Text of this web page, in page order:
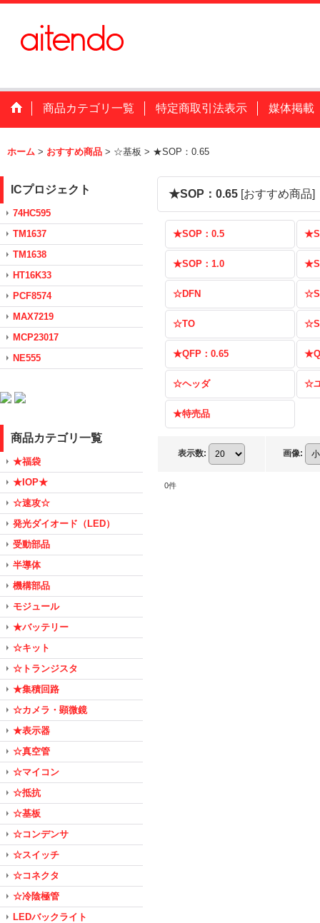
商品カテゴリ一覧 特定商取引法表示 媒体掲載
ホーム > おすすめ商品 > ☆基板 > ★SOP：0.65
ICプロジェクト
74HC595
TM1637
TM1638
HT16K33
PCF8574
MAX7219
MCP23017
NE555
商品カテゴリ一覧
★福袋
★IOP★
☆速攻☆
発光ダイオード（LED）
受動部品
半導体
機構部品
モジュール
★バッテリー
☆キット
☆トランジスタ
★集積回路
☆カメラ・顕微鏡
★表示器
☆真空管
☆マイコン
☆抵抗
☆基板
☆コンデンサ
☆スイッチ
☆コネクタ
☆冷陰極管
LEDバックライト
★SOP：0.65 [おすすめ商品]
★SOP：0.5
★SOP：1.0
☆DFN
☆TO
★QFP：0.65
☆ヘッダ ☆
★特売品
表示数: 画像:
0件